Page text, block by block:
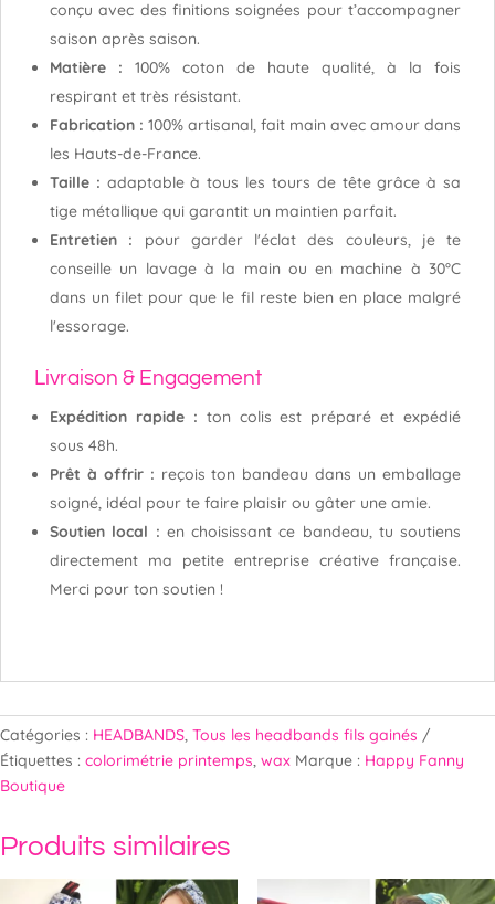
conçu avec des finitions soignées pour t’accompagner
saison après saison.
Matière : 100% coton de haute qualité, à la fois
respirant et très résistant.
Fabrication : 100% artisanal, fait main avec amour dans
les Hauts-de-France.
Taille : adaptable à tous les tours de tête grâce à sa
tige métallique qui garantit un maintien parfait.
Entretien : pour garder l'éclat des couleurs, je te
conseille un lavage à la main ou en machine à 30°C
dans un filet pour que le fil reste bien en place malgré
l'essorage.
Livraison & Engagement
Expédition rapide : ton colis est préparé et expédié
sous 48h.
Prêt à offrir : reçois ton bandeau dans un emballage
soigné, idéal pour te faire plaisir ou gâter une amie.
Soutien local : en choisissant ce bandeau, tu soutiens
directement ma petite entreprise créative française.
Merci pour ton soutien !
Catégories : HEADBANDS, Tous les headbands fils gainés
Étiquettes : colorimétrie printemps, wax Marque : Happy Fanny
Boutique
Produits similaires